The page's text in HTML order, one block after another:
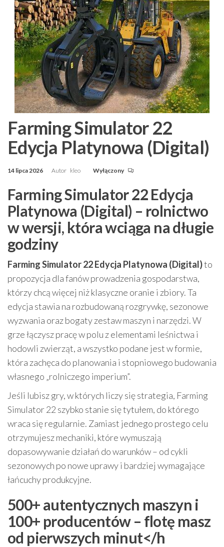
Farming Simulator 22
Edycja Platynowa (Digital)
14 lipca 2026 Autor kleo Wyłączony
Farming Simulator 22 Edycja
Platynowa (Digital) – rolnictwo
w wersji, która wciąga na długie
godziny
Farming Simulator 22 Edycja Platynowa (Digital)to
propozycja dla fanów prowadzenia gospodarstwa,
którzy chcą więcej niż klasyczne oranie i zbiory. Ta
edycja stawia na rozbudowaną rozgrywkę, sezonowe
wyzwania oraz bogaty zestaw maszyn i narzędzi. W
grze łączysz pracę w polu z elementami leśnictwa i
hodowli zwierząt, a wszystko podane jest w formie,
która zachęca do planowania i stopniowego budowania
własnego „rolniczego imperium”.
Jeśli lubisz gry, w których liczy się strategia, Farming
Simulator 22 szybko stanie się tytułem, do którego
wraca się regularnie. Zamiast jednego prostego celu
otrzymujesz mechaniki, które wymuszają
dopasowywanie działań do warunków – od cykli
sezonowych po nowe uprawy i bardziej wymagające
łańcuchy produkcyjne.
500+ autentycznych maszyn i
100+ producentów – flotę masz
od pierwszych minut</h